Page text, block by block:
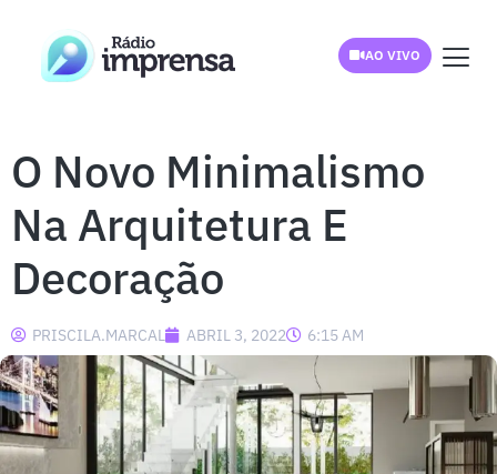
AO VIVO
O Novo Minimalismo
Na Arquitetura E
Decoração
PRISCILA.MARCAL ABRIL 3, 2022 6:15 AM